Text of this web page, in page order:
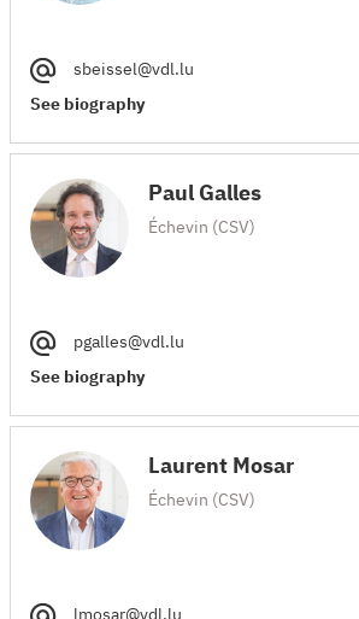
sbeissel@vdl.lu
See biography
Paul Galles
Échevin (CSV)
pgalles@vdl.lu
See biography
Laurent Mosar
Échevin (CSV)
lmosar@vdl.lu